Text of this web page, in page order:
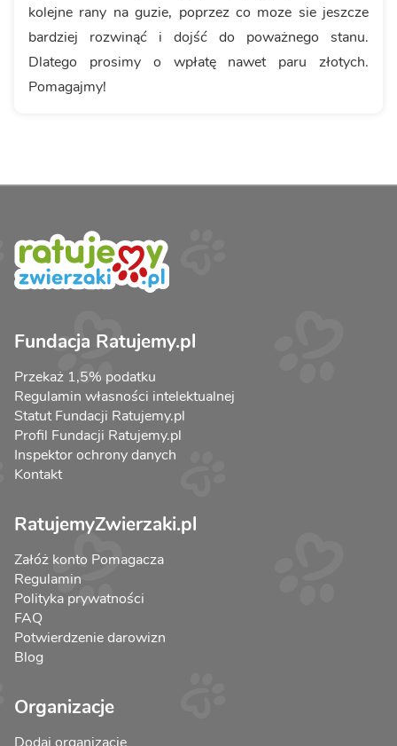
kolejne rany na guzie, poprzez co moze sie jeszcze
bardziej rozwinąć i dojść do poważnego stanu.
Dlatego prosimy o wpłatę nawet paru złotych.
Pomagajmy!
Fundacja Ratujemy.pl
Przekaż 1,5% podatku
Regulamin własności intelektualnej
Statut Fundacji Ratujemy.pl
Profil Fundacji Ratujemy.pl
Inspektor ochrony danych
Kontakt
RatujemyZwierzaki.pl
Załóż konto Pomagacza
Regulamin
Polityka prywatności
FAQ
Potwierdzenie darowizn
Blog
Organizacje